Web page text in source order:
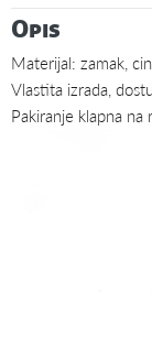
Opis
Materijal: zamak,
Vlastita izrada,
Pakiranje klapna